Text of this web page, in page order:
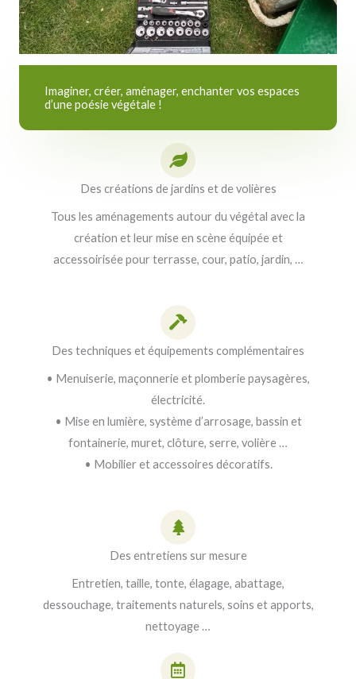
Imaginer, créer, aménager, enchanter vos espaces
d’une poésie végétale !
Des créations de jardins et de volières
Tous les aménagements autour du végétal avec la
création et leur mise en scène équipée et
accessoirisée pour terrasse, cour, patio, jardin, …
Des techniques et équipements complémentaires
• Menuiserie, maçonnerie et plomberie paysagères,
électricité.
• Mise en lumière, système d’arrosage, bassin et
fontainerie, muret, clôture, serre, volière …
• Mobilier et accessoires décoratifs.
Des entretiens sur mesure
Entretien, taille, tonte, élagage, abattage,
dessouchage, traitements naturels, soins et apports,
nettoyage …